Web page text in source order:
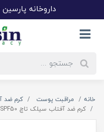
داروخانه
خانه مراقبت پوست
کرم ضد
کرم ضد آفتاب سیلک تاچ SPF50 سری کیت